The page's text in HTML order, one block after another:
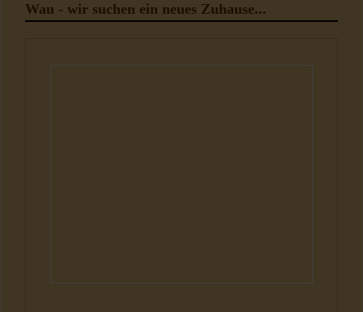
Wau - wir suchen ein neues Zuhause...